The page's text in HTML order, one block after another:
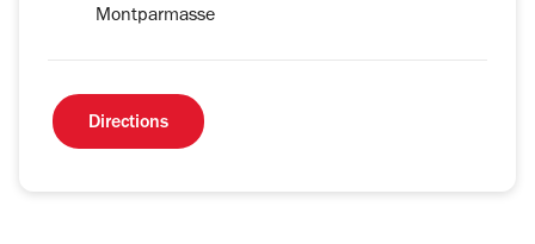
Montparmasse
Directions